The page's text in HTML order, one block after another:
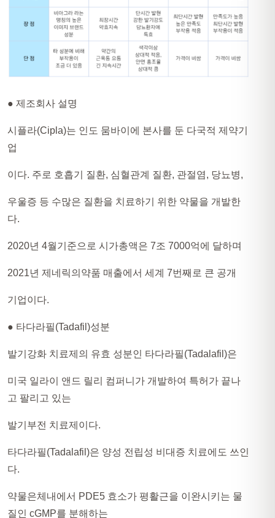
● 제조회사 설명
시플라(Cipla)는 인도 뭄바이에 본사를 둔 다국적 제약기
업
이다. 주로 호흡기 질환, 심혈관계 질환, 관절염, 당뇨병,
우울증 등 수많은 질환을 치료하기 위한 약물을 개발한
다.
2020년 4월기준으로 시가총액은 7조 7000억에 달하며
2021년 제네릭의약품 매출에서 세계 7번째로 큰 공개
기업이다.
● 타다라필(Tadafil)성분
발기강화 치료제의 유효 성분인 타다라필(Tadalafil)은
미국 일라이 앤드 릴리 컴퍼니가 개발하여 특허가 끝나
고 팔리고 있는
발기부전 치료제이다.
타다라필(Tadalafil)은 양성 전립성 비대증 치료에도 쓰인
다.
약물은체내에서 PDE5 효소가 평활근을 이완시키는 물
질인 cGMP를 분해하는